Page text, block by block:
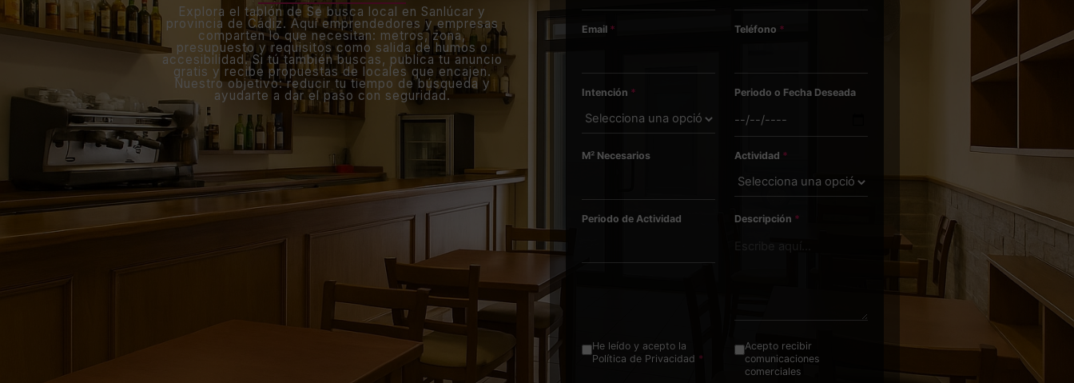
Explora el tablón de Se busca local en Sanlúcar y
provincia de Cádiz. Aquí emprendedores y empresas
comparten lo que necesitan: metros, zona,
presupuesto y requisitos como salida de humos o
accesibilidad. Si tú también buscas, publica tu anuncio
gratis y recibe propuestas de locales que encajen.
Nuestro objetivo: reducir tu tiempo de búsqueda y
ayudarte a dar el paso con seguridad.
Email * Teléfono *
Intención * Periodo o Fecha Deseada
M² Necesarios Actividad *
Periodo de Actividad Descripción *
He leído y acepto la
Política de Privacidad *
Acepto recibir
comunicaciones
comerciales